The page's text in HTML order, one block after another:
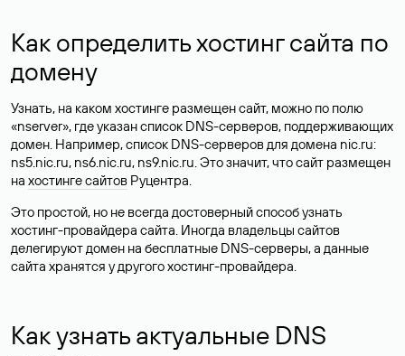
Как определить хостинг сайта по
домену
Узнать, на каком хостинге размещен сайт, можно по полю
«nserver», где указан список DNS-серверов, поддерживающих
домен. Например, список DNS-серверов для домена nic.ru:
ns5.nic.ru, ns6.nic.ru, ns9.nic.ru. Это значит, что сайт размещен
на хостинге сайтов Руцентра.
Это простой, но не всегда достоверный способ узнать
хостинг-провайдера сайта. Иногда владельцы сайтов
делегируют домен на бесплатные DNS-серверы, а данные
сайта хранятся у другого хостинг-провайдера.
Как узнать актуальные DNS